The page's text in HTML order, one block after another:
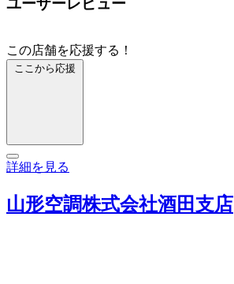
この店舗を応援する！
ここから応援
詳細を見る
山形空調株式会社酒田支店